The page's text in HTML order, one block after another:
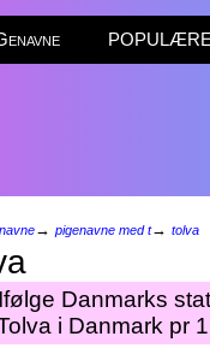
POPULÆRE
→ pigenavne med t→ tolva
Danmarks
i Danmark pr